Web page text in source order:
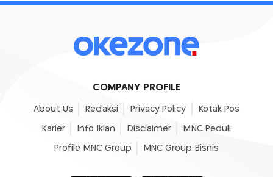
COMPANY PROFILE
About Us Redaksi Privacy Policy Kotak Pos
Karier Info Iklan Disclaimer MNC Peduli
Profile MNC Group MNC Group Bisnis